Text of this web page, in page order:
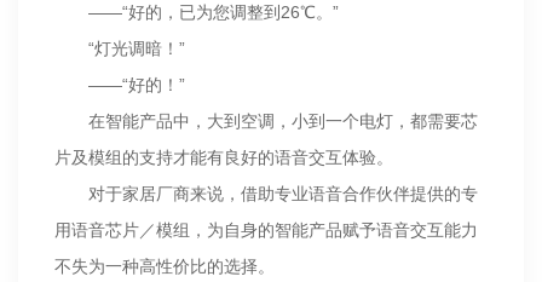
——“好的，已为您调整到26℃。”
“灯光调暗！”
——“好的！”
在智能产品中，大到空调，小到一个电灯，都需要芯
片及模组的支持才能有良好的语音交互体验。
对于家居厂商来说，借助专业语音合作伙伴提供的专
用语音芯片／模组，为自身的智能产品赋予语音交互能力
不失为一种高性价比的选择。